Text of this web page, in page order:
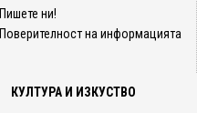
Пишете ни!
Поверителност на информацията
КУЛТУРА И ИЗКУСТВО